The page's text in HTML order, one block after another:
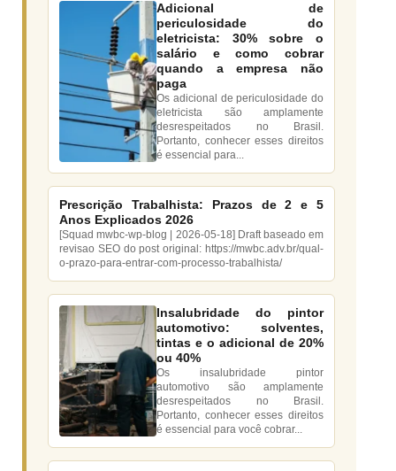
Adicional de
periculosidade do
eletricista: 30% sobre o
salário e como cobrar
quando a empresa não
paga
Os adicional de periculosidade do
eletricista são amplamente
desrespeitados no Brasil.
Portanto, conhecer esses direitos
é essencial para...
Prescrição Trabalhista: Prazos de 2 e 5
Anos Explicados 2026
[Squad mwbc-wp-blog | 2026-05-18] Draft baseado em
revisao SEO do post original: https://mwbc.adv.br/qual-
o-prazo-para-entrar-com-processo-trabalhista/
Insalubridade do pintor
automotivo: solventes,
tintas e o adicional de 20%
ou 40%
Os insalubridade pintor
automotivo são amplamente
desrespeitados no Brasil.
Portanto, conhecer esses direitos
é essencial para você cobrar...